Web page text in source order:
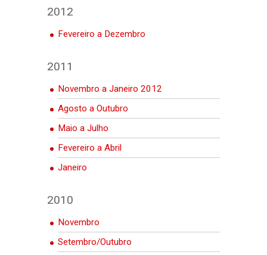
2012
Fevereiro a Dezembro
2011
Novembro a Janeiro 2012
Agosto a Outubro
Maio a Julho
Fevereiro a Abril
Janeiro
2010
Novembro
Setembro/Outubro